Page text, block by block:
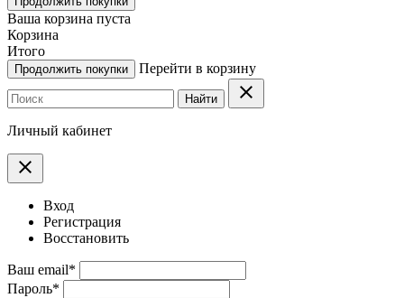
Ваша корзина пуста
Корзина
Итого
Продолжить покупки Перейти в корзину
Найти clear
Личный кабинет
clear
Вход
Регистрация
Восстановить
Ваш email*
Пароль*